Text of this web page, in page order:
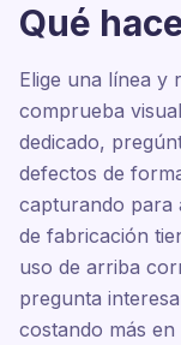
Qué
Elige una línea y
comprueba
dedicado,
defectos de
capturando para
de fabricación
uso de arriba
pregunta
costando más